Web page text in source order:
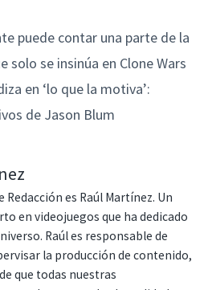
puede contar una parte de la
solo se insinúa en Clone Wars
en ‘lo que la motiva’:
de Jason Blum
Redacción es Raúl Martínez. Un
en videojuegos que ha dedicado
Raúl es responsable de
la producción de contenido,
que todas nuestras